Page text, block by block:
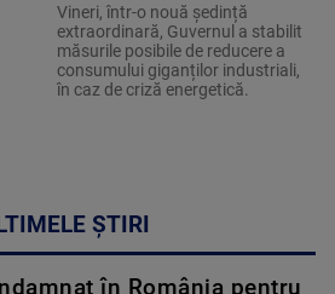
Vineri, într-o nouă ședință
extraordinară, Guvernul a stabilit
măsurile posibile de reducere a
consumului giganților industriali,
în caz de criză energetică.
ȘTIRI
în România pentru